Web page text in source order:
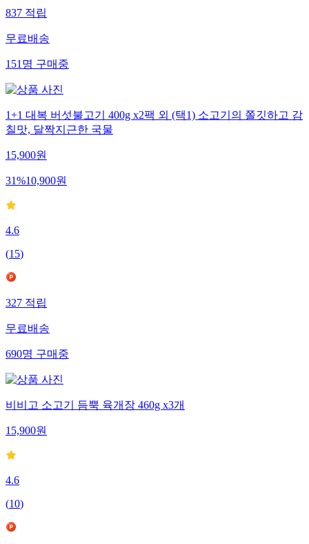
837적립
무료배송
151명구매중
1+1 대복 버섯불고기 400g x2팩 외 (택1) 소고기의 쫄깃하고 감
칠맛, 달짝지근한 국물
15,900원
31%10,900원
4.6
(15)
327적립
무료배송
690명구매중
비비고 소고기 듬뿍 육개장 460g x3개
15,900원
4.6
(10)